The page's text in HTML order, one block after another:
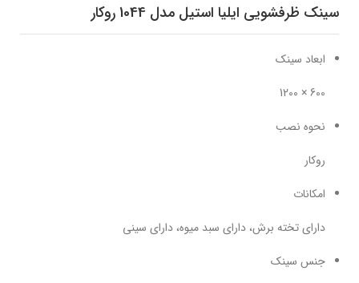
سینک ظرفشویی ایلیا استیل مدل 1044 روکار
ابعاد سینک
600 × 1200
نحوه نصب
روکار
امکانات
دارای تخته برش، دارای سبد میوه، دارای سینی
جنس سینک